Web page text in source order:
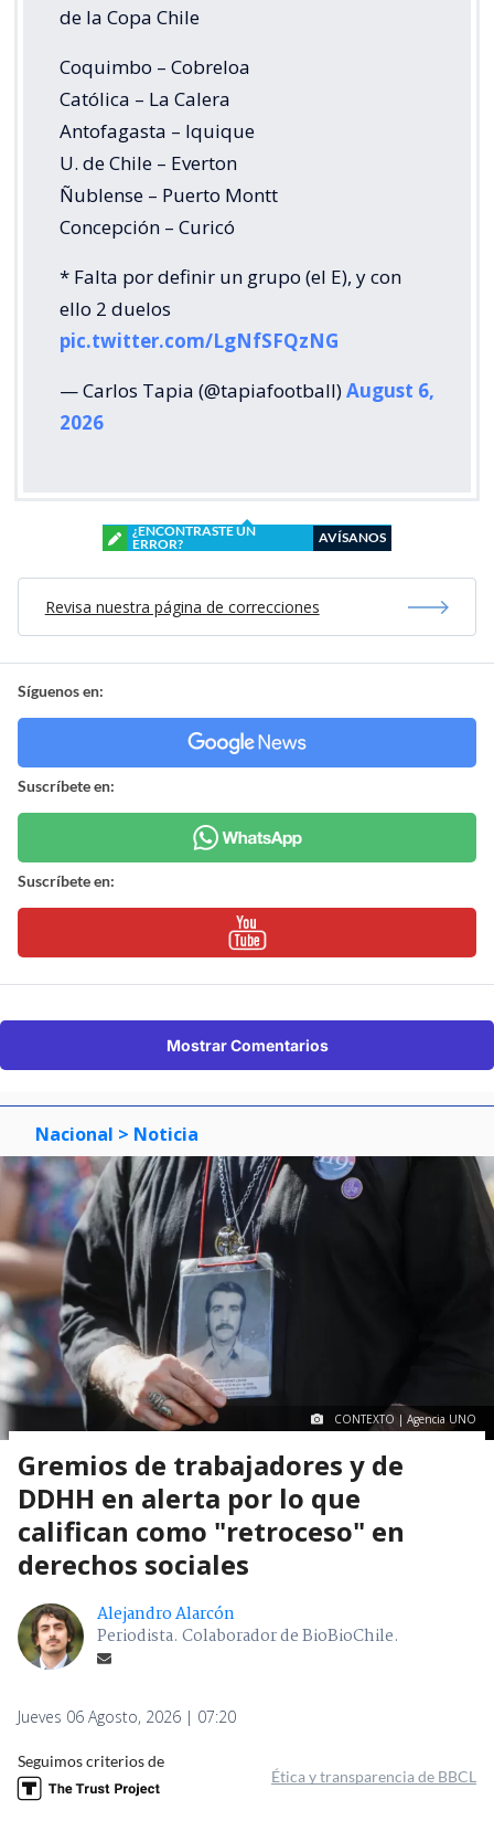
de la Copa Chile
Coquimbo – Cobreloa
Católica – La Calera
Antofagasta – Iquique
U. de Chile – Everton
Ñublense – Puerto Montt
Concepción – Curicó
* Falta por definir un grupo (el E), y con
ello 2 duelos
pic.twitter.com/LgNfSFQzNG
— Carlos Tapia (@tapiafootball)August 6,
2026
¿ENCONTRASTE UN
ERROR?
AVÍSANOS
Revisa nuestra página de correcciones
Síguenos en:
Suscríbete en:
Suscríbete en:
Mostrar Comentarios
Nacional > Noticia
CONTEXTO | Agencia UNO
Gremios de trabajadores y de
DDHH en alerta por lo que
califican como "retroceso" en
derechos sociales
Alejandro Alarcón
Periodista. Colaborador de BioBioChile.
Jueves 06 Agosto, 2026 | 07:20
Seguimos criterios de
Ética y transparencia de BBCL